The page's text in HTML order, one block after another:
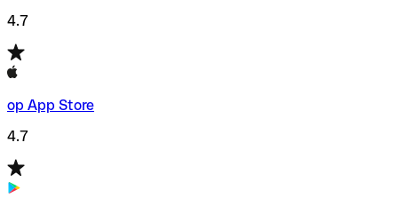
4.7
op App Store
4.7